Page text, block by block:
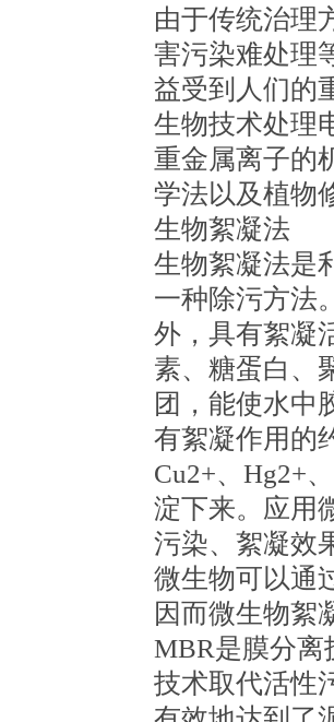
由于传统治理
害污染难处理
益受到人们的
生物技术处理
重金属离子的
学法以及植物
生物絮凝法
生物絮凝法是
一种除污方法
外，具有絮凝
素、糖蛋白、
团，能使水中
有絮凝作用的
Cu2+、Hg2+
淀下来。应用
污染、絮凝效
微生物可以通
因而微生物絮
MBR是膜分离
技术取代活性